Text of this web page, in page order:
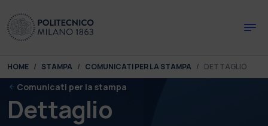
You are here:
HOME STAMPA COMUNICATI PER LA STAMPA DETTAGLIO
Comunicati per la stampa
Dettaglio